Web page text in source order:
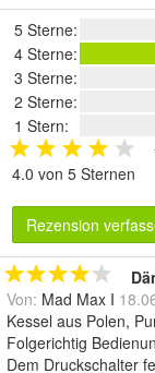
5 Sterne:
4 Sterne:
3 Sterne:
2 Sterne:
1 Stern:
4.0 von 5 Sternen
Rezension
Von: Mad Max I
Kessel aus Polen,
Folgerichtig
Dem Druckschalter